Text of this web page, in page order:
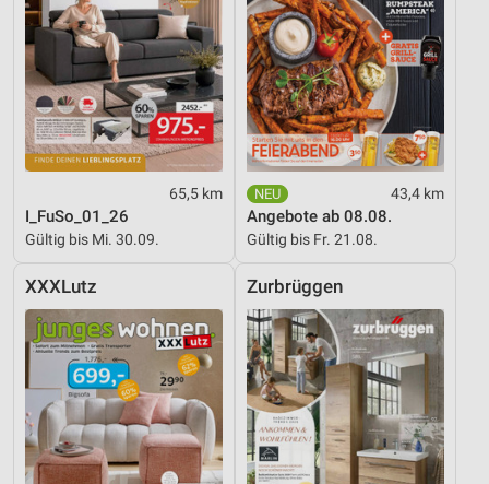
65,5 km
I_FuSo_01_26
Gültig bis Mi. 30.09.
43,4 km
Angebote ab 08.08.
Gültig bis Fr. 21.08.
XXXLutz Zurbrüggen